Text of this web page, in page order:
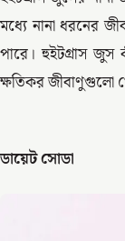
মধ্যে নানা ধরনের
পারে। হুইটগ্রাস জুস
ক্ষতিকর জীবাণুগুলো
ডায়েট সোডা